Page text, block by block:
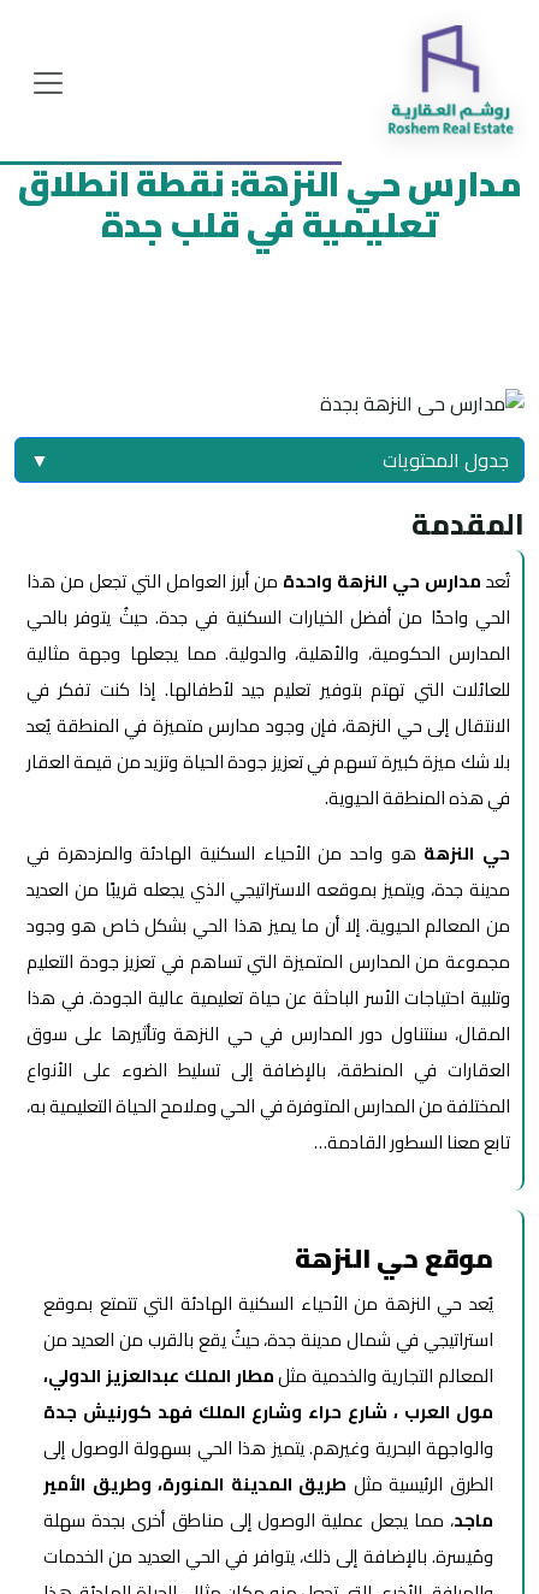
مدارس حي النزهة: نقطة انطلاق
تعليمية في قلب جدة
جدول المحتويات ▼
المقدمة
تُعدمدارس حي النزهة واحدة من أبرز العوامل التي تجعل من هذا
الحي واحدًا من أفضل الخيارات السكنية في جدة. حيثُ يتوفر بالحي
المدارس الحكومية، والأهلية، والدولية. مما يجعلها وجهة مثالية
للعائلات التي تهتم بتوفير تعليم جيد لأطفالها. إذا كنت تفكر في
الانتقال إلى حي النزهة، فإن وجود مدارس متميزة في المنطقة يُعد
بلا شك ميزة كبيرة تسهم في تعزيز جودة الحياة وتزيد من قيمة العقار
في هذه المنطقة الحيوية.
حي النزهة هو واحد من الأحياء السكنية الهادئة والمزدهرة في
مدينة جدة، ويتميز بموقعه الاستراتيجي الذي يجعله قريبًا من العديد
من المعالم الحيوية. إلا أن ما يميز هذا الحي بشكل خاص هو وجود
مجموعة من المدارس المتميزة التي تساهم في تعزيز جودة التعليم
وتلبية احتياجات الأسر الباحثة عن حياة تعليمية عالية الجودة. في هذا
المقال، سنتناول دور المدارس في حي النزهة وتأثيرها على سوق
العقارات في المنطقة، بالإضافة إلى تسليط الضوء على الأنواع
المختلفة من المدارس المتوفرة في الحي وملامح الحياة التعليمية به،
تابع معنا السطور القادمة…
موقع حي النزهة
يُعد حي النزهة من الأحياء السكنية الهادئة التي تتمتع بموقع
استراتيجي في شمال مدينة جدة، حيثُ يقع بالقرب من العديد من
المعالم التجارية والخدمية مثلمطار الملك عبدالعزيز الدولي،
مول العرب ، شارع حراء وشارع الملك فهد كورنيش جدة
والواجهة البحرية وغيرهم. يتميز هذا الحي بسهولة الوصول إلى
الطرق الرئيسية مثل طريق المدينة المنورة، وطريق الأمير
ماجد، مما يجعل عملية الوصول إلى مناطق أخرى بجدة سهلة
ومُيسرة. بالإضافة إلى ذلك، يتوافر في الحي العديد من الخدمات